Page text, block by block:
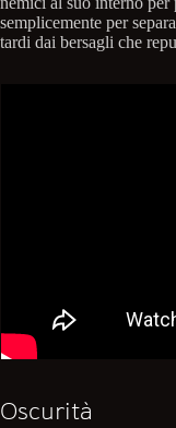
semplicemente per
tardi dai bersagli che
Oscurità